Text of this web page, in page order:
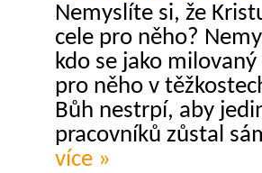
Nemyslíte si, že
cele pro něho?
kdo se jako
pro něho v
Bůh nestrpí, aby
pracovníků zůstal
více »